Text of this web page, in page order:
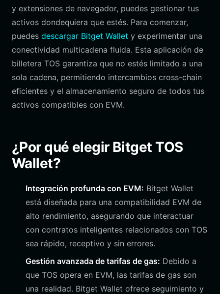
y extensiones de navegador, puedes gestionar tus
activos dondequiera que estés. Para comenzar,
puedes descargar Bitget Wallet y experimentar una
conectividad multicadena fluida. Esta aplicación de
billetera TOS garantiza que no estés limitado a una
sola cadena, permitiendo intercambios cross-chain
eficientes y el almacenamiento seguro de todos tus
activos compatibles con EVM.
¿Por qué elegir Bitget TOS
Wallet?
Integración profunda con EVM: Bitget Wallet
está diseñada para una compatibilidad EVM de
alto rendimiento, asegurando que interactuar
con contratos inteligentes relacionados con TOS
sea rápido, receptivo y sin errores.
Gestión avanzada de tarifas de gas: Debido a
que TOS opera en EVM, las tarifas de gas son
una realidad. Bitget Wallet ofrece seguimiento y